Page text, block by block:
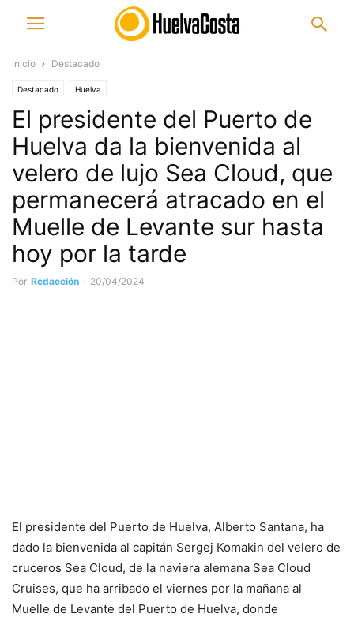
Inicio Destacado
Destacado Huelva
El presidente del Puerto de
Huelva da la bienvenida al
velero de lujo Sea Cloud, que
permanecerá atracado en el
Muelle de Levante sur hasta
hoy por la tarde
Por Redacción - 20/04/2024
El presidente del Puerto de Huelva, Alberto Santana, ha
dado la bienvenida al capitán Sergej Komakin del velero de
cruceros Sea Cloud, de la naviera alemana Sea Cloud
Cruises, que ha arribado el viernes por la mañana al
Muelle de Levante del Puerto de Huelva, donde